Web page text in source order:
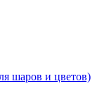
шаров и цветов)